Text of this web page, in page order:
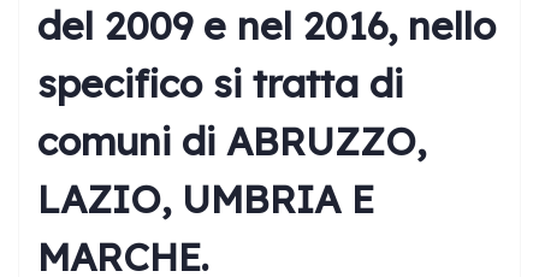
del 2009 e nel 2016, nello
specifico si tratta di
comuni di ABRUZZO,
LAZIO, UMBRIA E
MARCHE.